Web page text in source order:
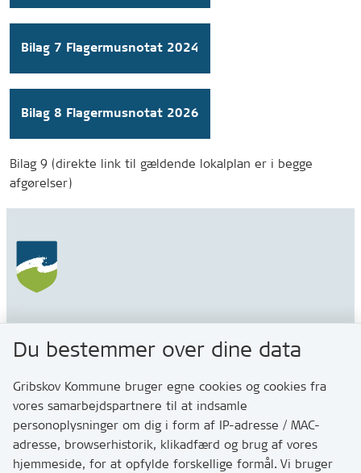
Bilag 7 Flagermusnotat 2024
Bilag 8 Flagermusnotat 2026
Bilag 9 (direkte link til gældende lokalplan er i begge
afgørelser)
Gribskov Kommune
Rådhusvej 3
3200 Helsinge
Kontakt
Skriv til os via Digital Post
Du bestemmer over dine data
Gribskov Kommune bruger egne cookies og cookies fra
vores samarbejdspartnere til at indsamle
personoplysninger om dig i form af IP-adresse / MAC-
adresse, browserhistorik, klikadfærd og brug af vores
hjemmeside, for at opfylde forskellige formål. Vi bruger